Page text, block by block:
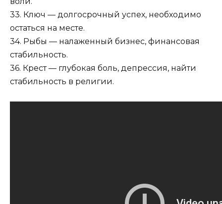
33. Ключ — долгосрочный успех, необходимо
остаться на месте.
34. Рыбы — налаженный бизнес, финансовая
стабильность.
36. Крест — глубокая боль, депрессия, найти
стабильность в религии.